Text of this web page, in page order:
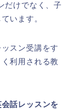
だけでなく、子
います。
スン受講をす
利用される教
話レッスンを